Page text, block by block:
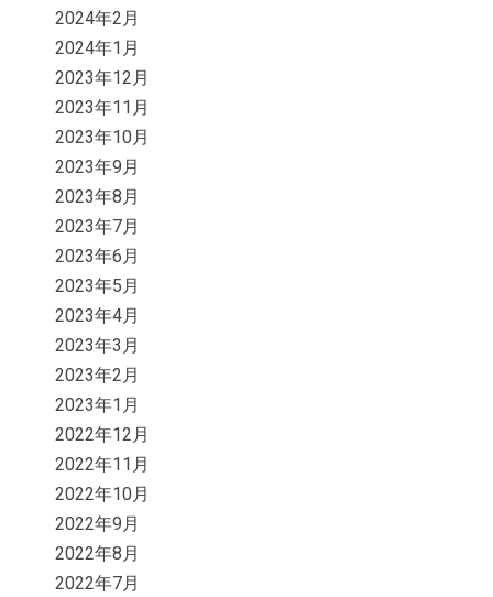
2024年2月
2024年1月
2023年12月
2023年11月
2023年10月
2023年9月
2023年8月
2023年7月
2023年6月
2023年5月
2023年4月
2023年3月
2023年2月
2023年1月
2022年12月
2022年11月
2022年10月
2022年9月
2022年8月
2022年7月